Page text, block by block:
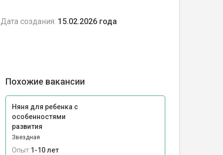
Дата создания: 15.02.2026 года
Похожие вакансии
Няня для ребенка с
особенностями
развития
Звездная
Опыт:1-10 лет